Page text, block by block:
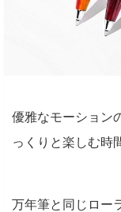
優雅なモーション
っくりと楽しむ時
万年筆と同じロー